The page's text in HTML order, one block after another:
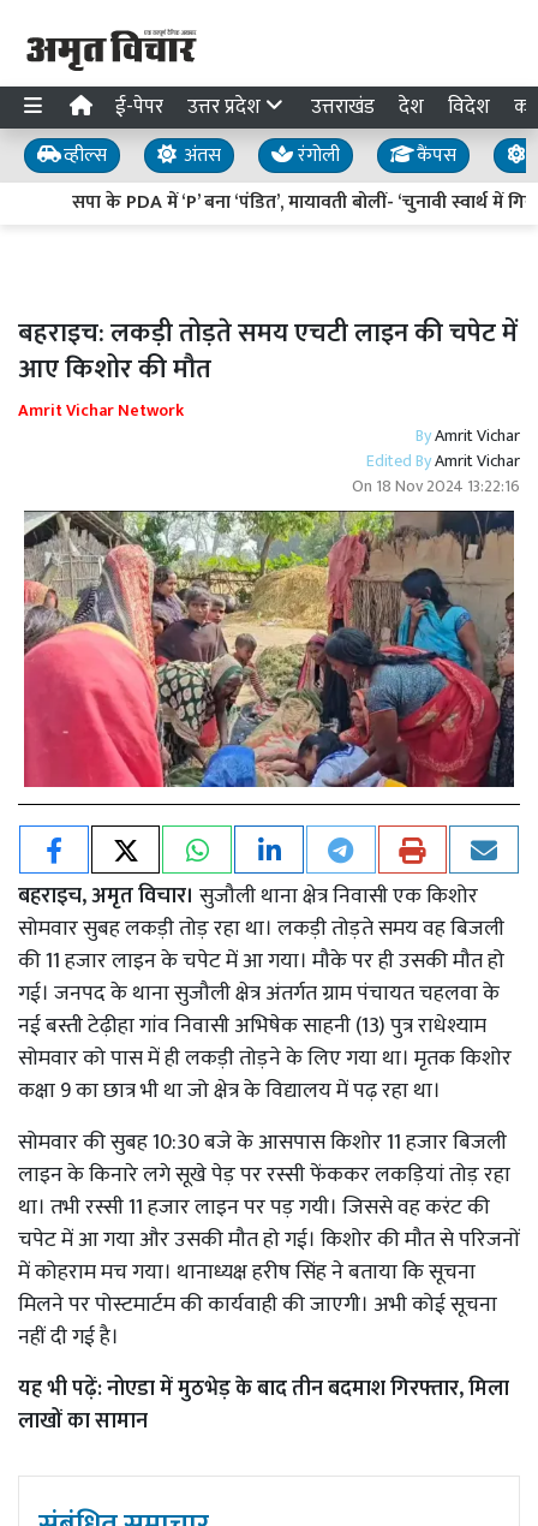
ई-पेपर उत्तर प्रदेश उत्तराखंड देश विदेश
व्हील्स अंतस रंगोली कैंपस
सपा के PDA में ‘P’ बना ‘पंडित’, मायावती बोलीं- ‘चुनावी स्वार्थ में
बहराइच: लकड़ी तोड़ते समय एचटी लाइन की चपेट में
आए किशोर की मौत
Amrit Vichar Network
ByAmrit Vichar
Edited ByAmrit Vichar
On 18 Nov 2024 13:22:16
बहराइच, अमृत विचार। सुजौली थाना क्षेत्र निवासी एक किशोर
सोमवार सुबह लकड़ी तोड़ रहा था। लकड़ी तोड़ते समय वह बिजली
की 11 हजार लाइन के चपेट में आ गया। मौके पर ही उसकी मौत हो
गई। जनपद के थाना सुजौली क्षेत्र अंतर्गत ग्राम पंचायत चहलवा के
नई बस्ती टेढ़ीहा गांव निवासी अभिषेक साहनी (13) पुत्र राधेश्याम
सोमवार को पास में ही लकड़ी तोड़ने के लिए गया था। मृतक किशोर
कक्षा 9 का छात्र भी था जो क्षेत्र के विद्यालय में पढ़ रहा था।
सोमवार की सुबह 10:30 बजे के आसपास किशोर 11 हजार बिजली
लाइन के किनारे लगे सूखे पेड़ पर रस्सी फेंककर लकड़ियां तोड़ रहा
था। तभी रस्सी 11 हजार लाइन पर पड़ गयी। जिससे वह करंट की
चपेट में आ गया और उसकी मौत हो गई। किशोर की मौत से परिजनों
में कोहराम मच गया। थानाध्यक्ष हरीष सिंह ने बताया कि सूचना
मिलने पर पोस्टमार्टम की कार्यवाही की जाएगी। अभी कोई सूचना
नहीं दी गई है।
यह भी पढ़ें:नोएडा में मुठभेड़ के बाद तीन बदमाश गिरफ्तार, मिला
लाखों का सामान